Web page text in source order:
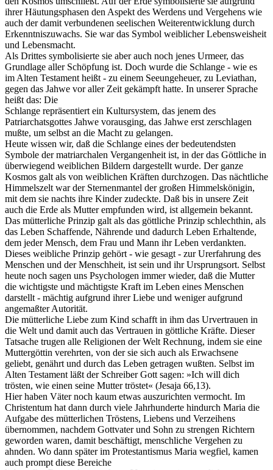
ihrer Häutungsphasen den Aspekt des Werdens und Vergehens wie
auch der damit verbundenen seelischen Weiterentwicklung durch
Erkenntniszuwachs. Sie war das Symbol weiblicher Lebensweisheit
und Lebensmacht.
Als Drittes symbolisierte sie aber auch noch jenes Urmeer, das
Grundlage aller Schöpfung ist. Doch wurde die Schlange - wie es
im Alten Testament heißt - zu einem Seeungeheuer, zu Leviathan,
gegen das Jahwe vor aller Zeit gekämpft hatte. In unserer Sprache
heißt das: Die
Schlange repräsentiert ein Kultursystem, das jenem des
Patriarchatsgottes Jahwe vorausging, das Jahwe erst zerschlagen
mußte, um selbst an die Macht zu gelangen.
Heute wissen wir, daß die Schlange eines der bedeutendsten
Symbole der matriarchalen Vergangenheit ist, in der das Göttliche in
überwiegend weiblichen Bildern dargestellt wurde. Der ganze
Kosmos galt als von weiblichen Kräften durchzogen. Das nächtliche
Himmelszelt war der Sternenmantel der großen Himmelskönigin,
mit dem sie nachts ihre Kinder zudeckte. Daß bis in unsere Zeit
auch die Erde als Mutter empfunden wird, ist allgemein bekannt.
Das mütterliche Prinzip galt als das göttliche Prinzip schlechthin, als
das Leben Schaffende, Nährende und dadurch Leben Erhaltende,
dem jeder Mensch, dem Frau und Mann ihr Leben verdankten.
Dieses weibliche Prinzip gehört - wie gesagt - zur Urerfahrung des
Menschen und der Menschheit, ist sein und ihr Ursprungsort. Selbst
heute noch sagen uns Psychologen immer wieder, daß die Mutter
die wichtigste und mächtigste Kraft im Leben eines Menschen
darstellt - mächtig aufgrund ihrer Liebe und weniger aufgrund
angemaßter Autorität.
Die mütterliche Liebe zum Kind schafft in ihm das Urvertrauen in
die Welt und damit auch das Vertrauen in göttliche Kräfte. Dieser
Tatsache trugen alle Religionen der Welt Rechnung, indem sie eine
Muttergöttin verehrten, von der sie sich auch als Erwachsene
geliebt, genährt und durch das Leben getragen wußten. Selbst im
Alten Testament läßt der Schreiber Gott sagen: »Ich will dich
trösten, wie einen seine Mutter tröstet« (Jesaja 66,13).
Hier haben Väter noch kaum etwas auszurichten vermocht. Im
Christentum hat dann durch viele Jahrhunderte hindurch Maria die
Aufgabe des mütterlichen Tröstens, Liebens und Verzeihens
übernommen, nachdem Gottvater und Sohn zu strengen Richtern
geworden waren, damit beschäftigt, menschliche Vergehen zu
ahnden. Wo dann später im Protestantismus Maria wegfiel, kamen
auch prompt diese Bereiche